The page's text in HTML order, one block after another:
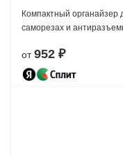
Компактный органайзер
саморезах и
от952 ₽